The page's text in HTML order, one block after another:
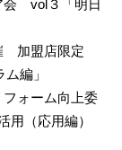
会 vol３「明日
加盟店限定
編」
ォーム向上委
（応用編）